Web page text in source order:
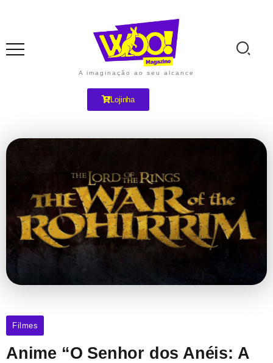
A imaginação ao seu alcance
Lojinha
Filmes
Anime “O Senhor dos Anéis: A